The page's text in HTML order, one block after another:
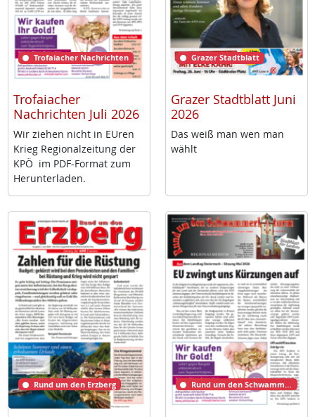
Trofaiacher Nachrichten
Trofaiacher
Nachrichten Juli 2026
Wir zie­hen nicht in EU­ren
Krieg Re­gio­nal­zei­tung der
KPÖ im PDF-For­mat zum
Her­un­ter­la­den.
Grazer Stadtblatt
Grazer Stadtblatt Juni
2026
Das weiß man wen man
wählt
Rund um den Erzberg Rund um den Schwammerlturm